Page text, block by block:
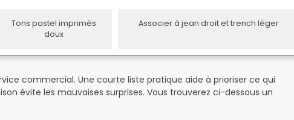
Tons pastel imprimés
doux
Associer à jean droit et trench léger
commercial. Une courte liste pratique aide à prioriser ce qui
évite les mauvaises surprises. Vous trouverez ci-dessous un